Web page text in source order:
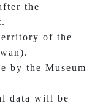
the
of the
by the Museum
data will be